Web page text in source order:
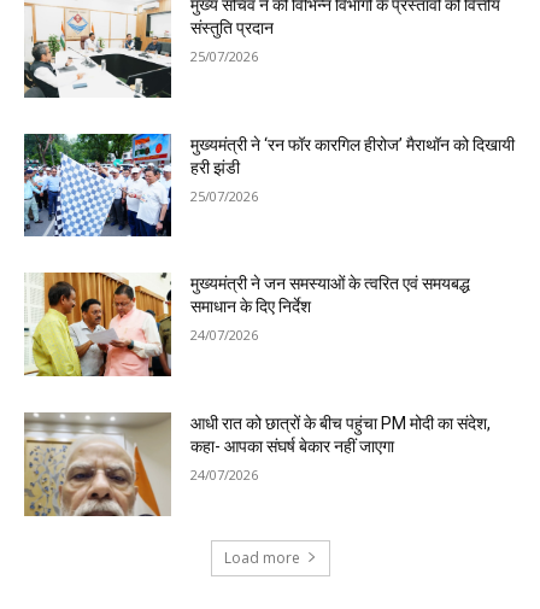
मुख्य सचिव ने की विभिन्न विभागों के प्रस्तावों को वित्तीय
संस्तुति प्रदान
25/07/2026
मुख्यमंत्री ने ‘रन फॉर कारगिल हीरोज’ मैराथॉन को दिखायी
हरी झंडी
25/07/2026
मुख्यमंत्री ने जन समस्याओं के त्वरित एवं समयबद्ध
समाधान के दिए निर्देश
24/07/2026
आधी रात को छात्रों के बीच पहुंचा PM मोदी का संदेश,
कहा- आपका संघर्ष बेकार नहीं जाएगा
24/07/2026
Load more